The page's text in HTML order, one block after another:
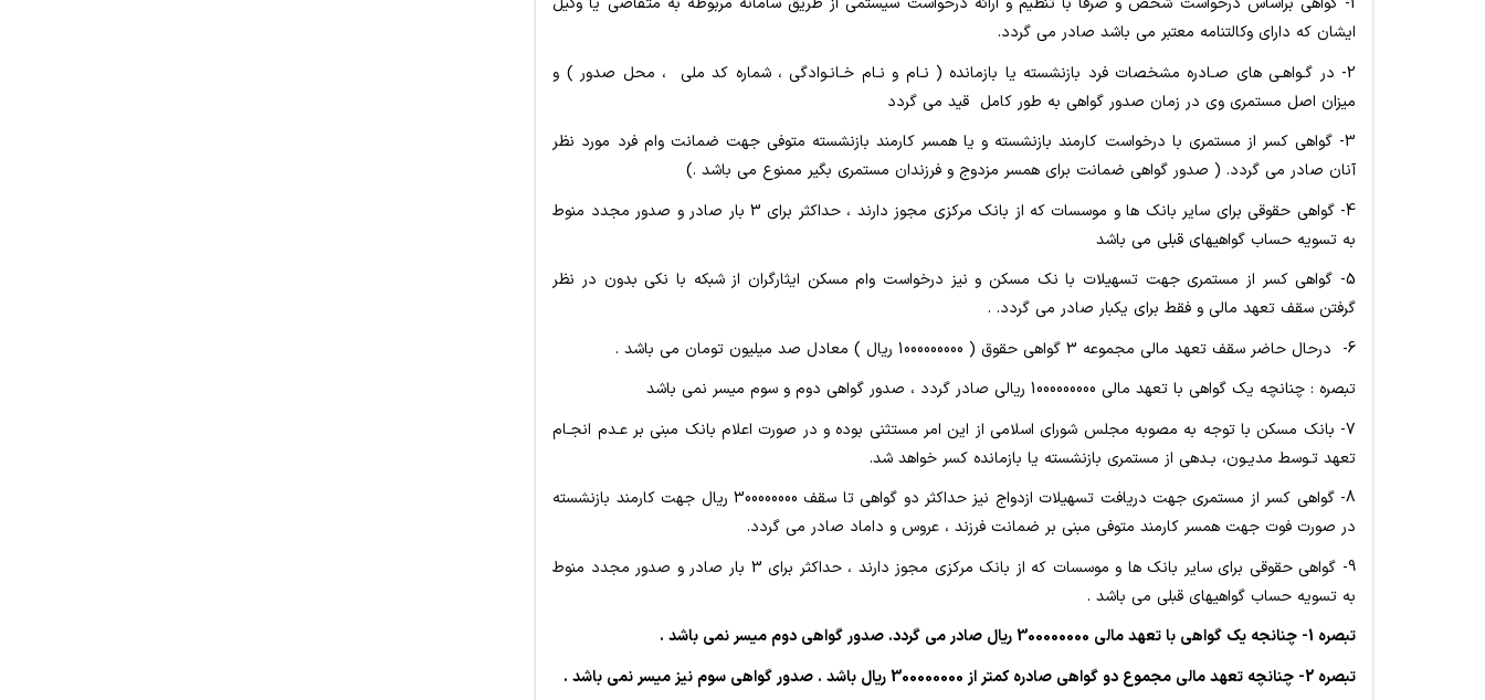
ایشان که دارای وکالتنامه معتبر می باشد صادر می گردد.
2- در گـواهـی های صـادره مشخصات فرد بازنشسته یا بازمانده (‌ نـام و نـام خـانـوادگی ، شماره کد ملی ،‌ محل صدور ) و
میزان اصل مستمری وی در زمان صدور گواهی به طور کامل قید می گردد
3- گواهی کسر از مستمری با درخواست کارمند بازنشسته و یا همسر کارمند بازنشسته متوفی جهت ضمانت وام فرد مورد نظر
آنان صادر می گردد. ( صدور گواهی ضمانت برای همسر مزدوج و فرزندان مستمری بگیر ممنوع می باشد .)
4- گواهی حقوقی برای سایر بانک ها و موسسات که از بانک مرکزی مجوز دارند ، حداکثر برای 3 بار صادر و صدور مجدد منوط
به تسویه حساب گواهیهای قبلی می باشد
5- گواهی کسر از مستمری جهت تسهیلات با نک مسکن و نیز درخواست وام مسکن ایثارگران از شبکه با نکی بدون در نظر
گرفتن سقف تعهد مالی و فقط برای یکبار صادر می گردد. .
6- درحال حاضر سقف تعهد مالی مجموعه 3 گواهی حقوق ( 1000000000 ریال ) معادل صد میلیون تومان می باشد .
تبصره : چنانچه یک گواهی با تعهد مالی 1000000000 ریالی صادر گردد ، صدور گواهی دوم و سوم میسر نمی باشد
7- بانک مسکن با توجه به مصوبه مجلس شورای اسلامی از این امر مستثنی بوده و در صورت اعلام بانک مبنی بر عـدم انجـام
تعهد تـوسط مدیـون، بـدهی از مستمری بازنشسته یا بازمانده کسر خواهد شد.
8- گواهی کسر از مستمری جهت دریافت تسهیلات ازدواج نیز حداکثر دو گواهی تا سقف 300000000 ریال جهت کارمند بازنشسته
در صورت فوت جهت همسر کارمند متوفی مبنی بر ضمانت فرزند ، عروس و داماد صادر می گردد.
9- گواهی حقوقی برای سایر بانک ها و موسسات که از بانک مرکزی مجوز دارند ، حداکثر برای 3 بار صادر و صدور مجدد منوط
به تسویه حساب گواهیهای قبلی می باشد .
تبصره 1- چنانجه یک گواهی با تعهد مالی 300000000ریال صادر می گردد. صدور گواهی دوم میسر نمی باشد .
تبصره 2- چنانچه تعهد مالی مجموع دو گواهی صادره کمتر از 300000000ریال باشد . صدور گواهی سوم نیز میسر نمی باشد .